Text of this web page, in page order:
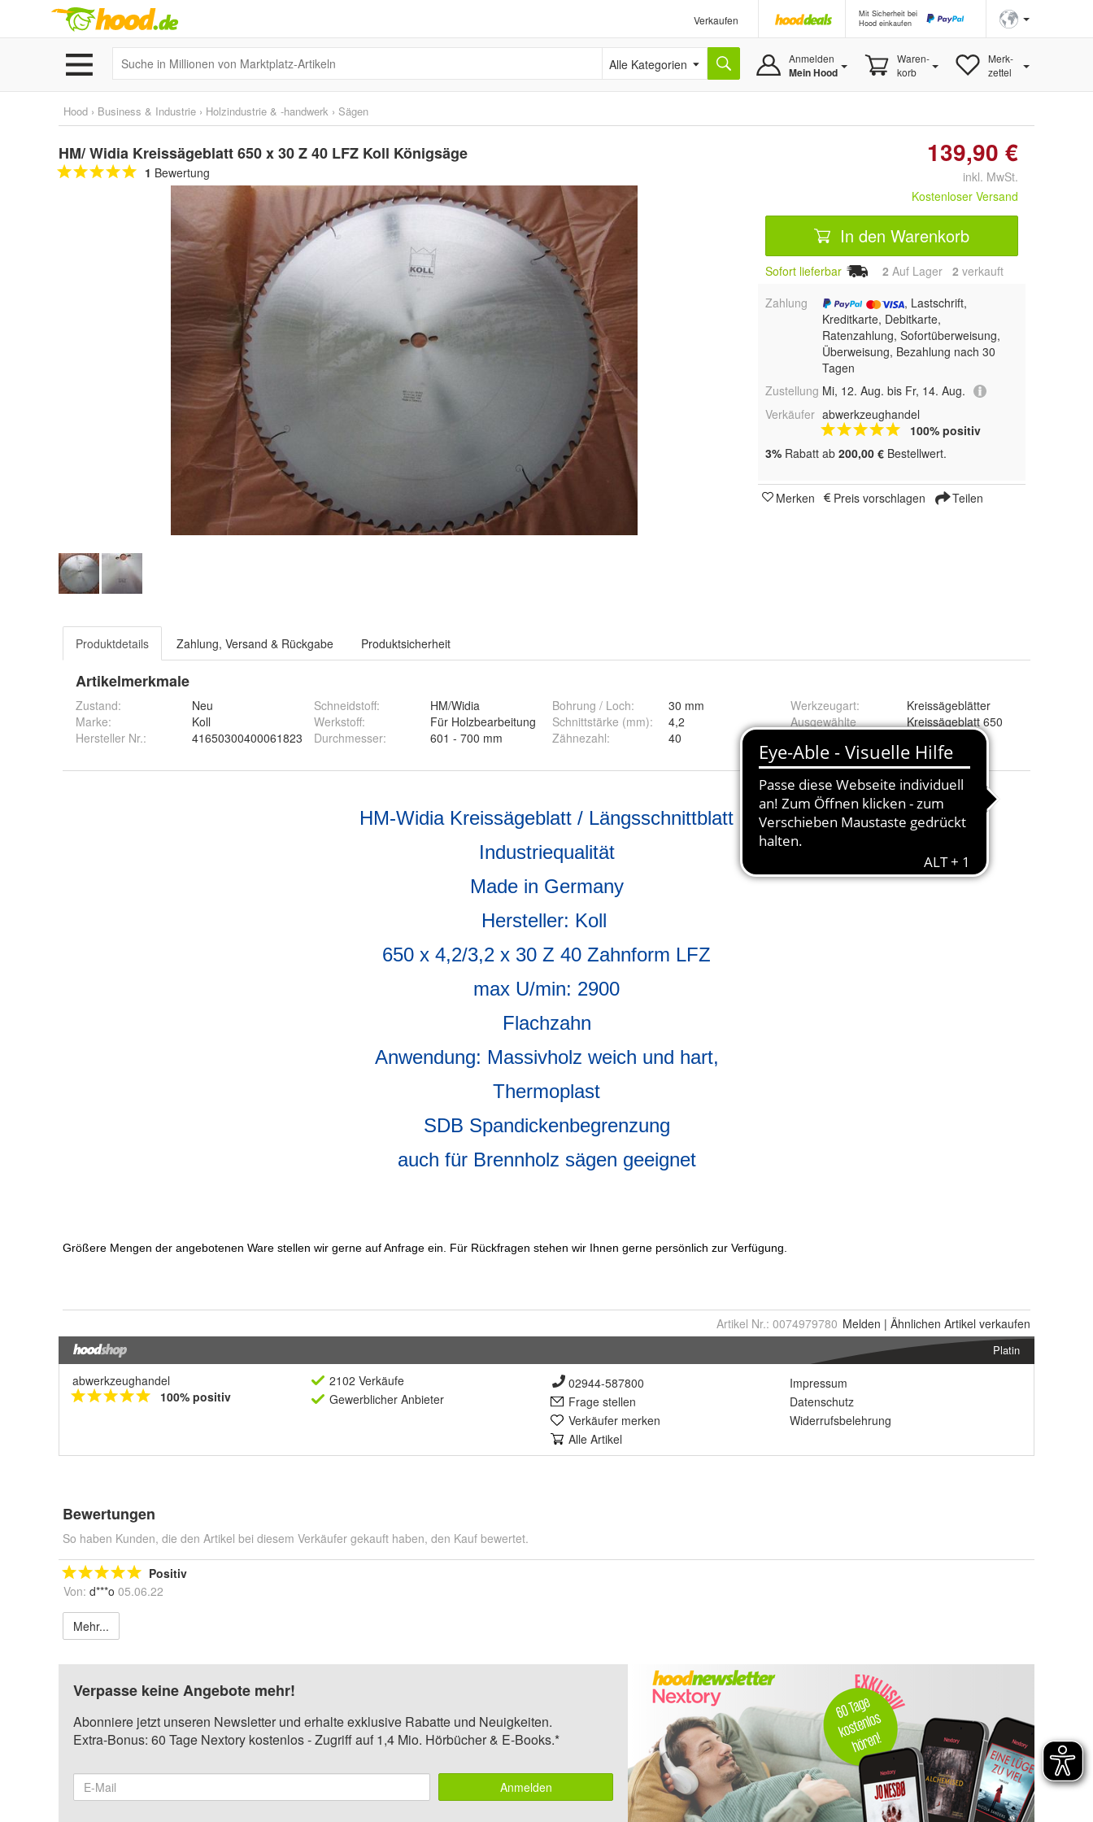
Verkaufen
Mit Sicherheit bei
Hood einkaufen
Alle Kategorien Anmelden
Mein Hood
Waren-
korb
Merk-
zettel
Hood › Business & Industrie › Holzindustrie & -handwerk › Sägen
HM/ Widia Kreissägeblatt 650 x 30 Z 40 LFZ Koll Königsäge
1 Bewertung
139,90 €
inkl. MwSt.
Kostenloser Versand
In den Warenkorb
Sofort lieferbar 2 Auf Lager 2 verkauft
Zahlung
, Lastschrift,
Kreditkarte, Debitkarte,
Ratenzahlung, Sofortüberweisung,
Überweisung, Bezahlung nach 30
Tagen
Zustellung Mi, 12. Aug. bis Fr, 14. Aug.
Verkäufer abwerkzeughandel
100% positiv
3% Rabatt ab 200,00 € Bestellwert.
Merken Preis vorschlagen Teilen
Produktdetails Zahlung, Versand & Rückgabe Produktsicherheit
Artikelmerkmale
Zustand:
Neu
Marke:
Koll
Hersteller Nr.:
41650300400061823
Schneidstoff:
HM/Widia
Werkstoff:
Für Holzbearbeitung
Durchmesser: 601 - 700 mm
Bohrung / Loch:
30 mm
Schnittstärke (mm):
4,2
Zähnezahl: 40
Werkzeugart:
Kreissägeblätter
Ausgewählte
Kreissägeblatt 650
Artikel Nr.: 0074979780 Melden | Ähnlichen Artikel verkaufen
Platin
abwerkzeughandel
100% positiv
2102 Verkäufe
Gewerblicher Anbieter
02944-587800
Frage stellen
Verkäufer merken
Alle Artikel
Impressum
Datenschutz
Widerrufsbelehrung
Bewertungen
So haben Kunden, die den Artikel bei diesem Verkäufer gekauft haben, den Kauf bewertet.
Positiv
Von: d***o 05.06.22
Mehr...
Verpasse keine Angebote mehr!
Abonniere jetzt unseren Newsletter und erhalte exklusive Rabatte und Neuigkeiten.
Extra-Bonus: 60 Tage Nextory kostenlos - Zugriff auf 1,4 Mio. Hörbücher & E-Books.*
Anmelden